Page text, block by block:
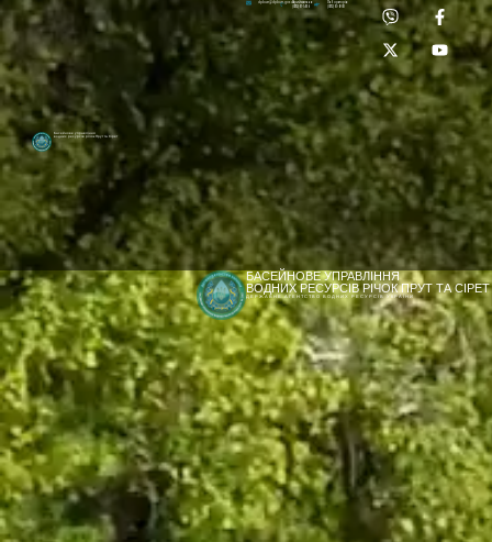
[newyear_garland]
Басейнове управління
водних ресурсів річок Прут та Сірет
Лабораторія:
(0372) 53-92-00
dpbuvr@dpbuvr.gov.uaПриймальня:
(0372) 51-14-56
БАСЕЙНОВЕ УПРАВЛІННЯ
ВОДНИХ РЕСУРСІВ РІЧОК ПРУТ ТА СІРЕТ
ДЕРЖАВНЕ АГЕНТСТВО ВОДНИХ РЕСУРСІВ УКРАЇНИ